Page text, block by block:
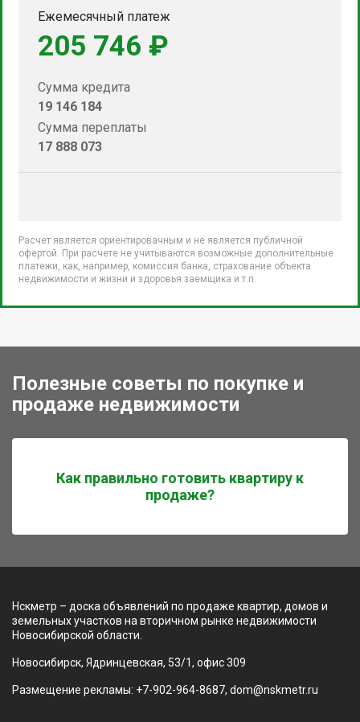
Ежемесячный платеж
205 746 ₽
Сумма кредита
19 146 184
Сумма переплаты
17 888 073
Расчет является ориентировачным и не является публичной
офертой. При расчете не учитываются возможные дополнительные
платежи, как, например, комиссия банка, страхование объекта
недвижимости и жизни и здоровья заемщика и т.п.
Полезные советы по покупке и
продаже недвижимости
Как правильно готовить квартиру к
продаже?
Нскметр – доска объявлений по продаже квартир, домов и
земельных участков на вторичном рынке недвижимости
Новосибирской области.
Новосибирск, Ядринцевская, 53/1, офис 309
Размещение рекламы: +7-902-964-8687, dom@nskmetr.ru